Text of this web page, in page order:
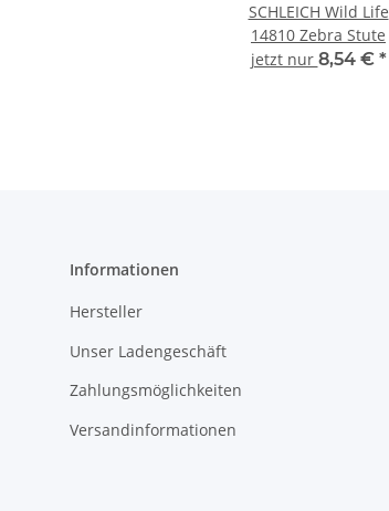
SCHLEICH Wild Life
14810 Zebra Stute
jetzt nur 8,54 € *
Informationen
Hersteller
Unser Ladengeschäft
Zahlungsmöglichkeiten
Versandinformationen